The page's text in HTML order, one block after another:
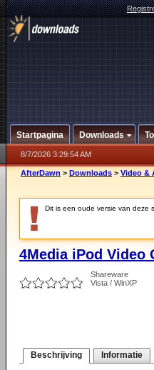
Startpagina Downloads
8/7/2026 3:29:54 AM
AfterDawn > Downloads > Video &
Dit is een oude versie van deze
4Media iPod Video
Shareware
Vista / WinXP
Beschrijving Informatie